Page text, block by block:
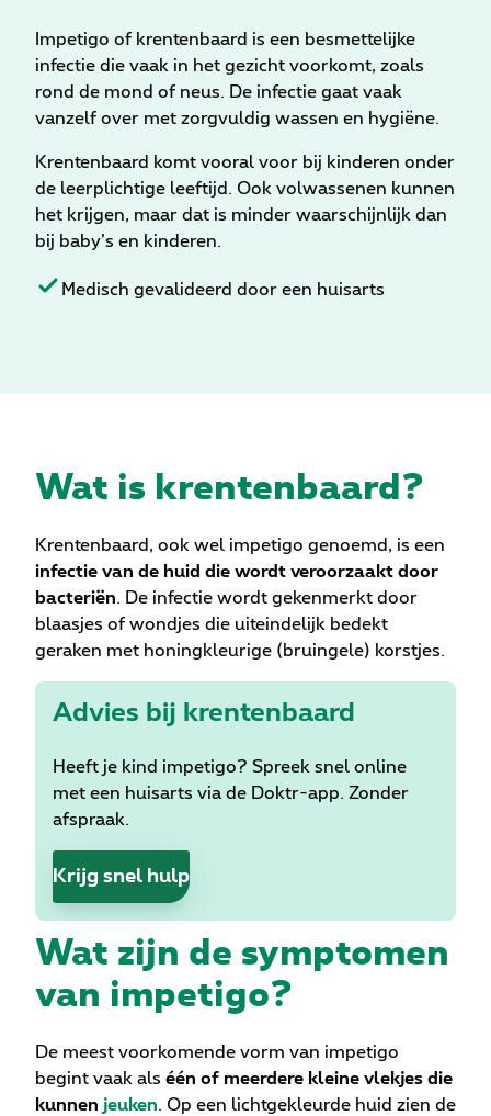
Impetigo of krentenbaard is een besmettelijke
infectie die vaak in het gezicht voorkomt, zoals
rond de mond of neus. De infectie gaat vaak
vanzelf over met zorgvuldig wassen en hygiëne.
Krentenbaard komt vooral voor bij kinderen onder
de leerplichtige leeftijd. Ook volwassenen kunnen
het krijgen, maar dat is minder waarschijnlijk dan
bij baby’s en kinderen.
Medisch gevalideerd door een huisarts
Wat is krentenbaard?
Krentenbaard, ook wel impetigo genoemd, is een
infectie van de huid die wordt veroorzaakt door
bacteriën. De infectie wordt gekenmerkt door
blaasjes of wondjes die uiteindelijk bedekt
geraken met honingkleurige (bruingele) korstjes.
Advies bij krentenbaard
Heeft je kind impetigo? Spreek snel online
met een huisarts via de Doktr-app. Zonder
afspraak.
Krijg snel hulp
Wat zijn de symptomen
van impetigo?
De meest voorkomende vorm van impetigo
begint vaak als één of meerdere kleine vlekjes die
kunnen jeuken. Op een lichtgekleurde huid zien de